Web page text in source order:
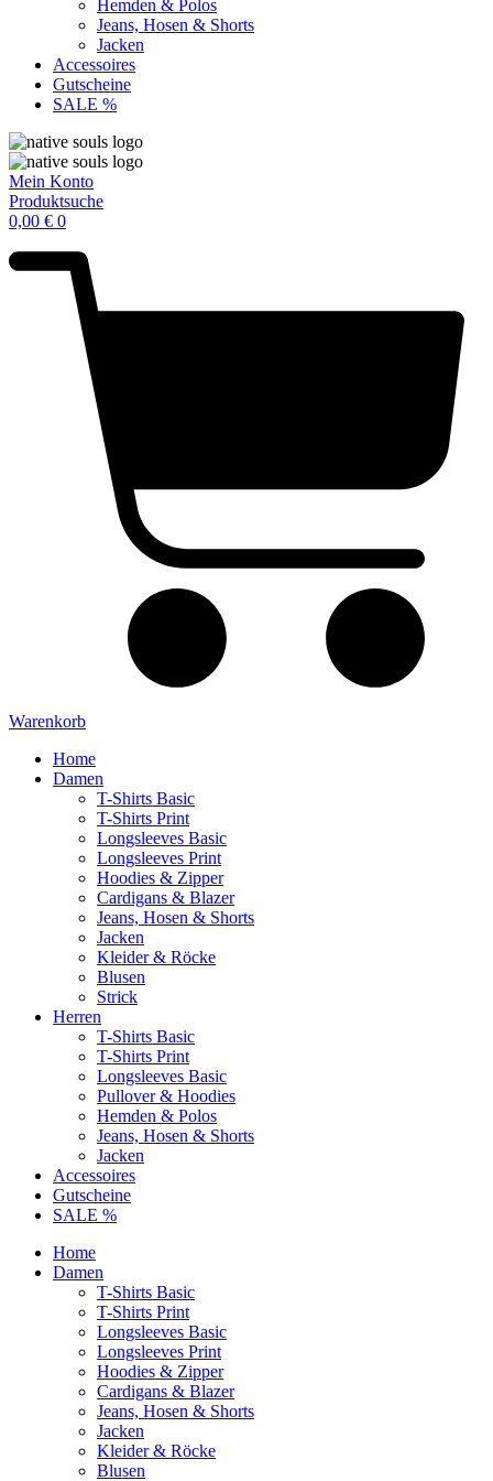
Hemden & Polos
Jeans, Hosen & Shorts
Jacken
Accessoires
Gutscheine
SALE %
Mein Konto
Produktsuche
0,00 € 0
Warenkorb
Home
Damen
T-Shirts Basic
T-Shirts Print
Longsleeves Basic
Longsleeves Print
Hoodies & Zipper
Cardigans & Blazer
Jeans, Hosen & Shorts
Jacken
Kleider & Röcke
Blusen
Strick
Herren
T-Shirts Basic
T-Shirts Print
Longsleeves Basic
Pullover & Hoodies
Hemden & Polos
Jeans, Hosen & Shorts
Jacken
Accessoires
Gutscheine
SALE %
Home
Damen
T-Shirts Basic
T-Shirts Print
Longsleeves Basic
Longsleeves Print
Hoodies & Zipper
Cardigans & Blazer
Jeans, Hosen & Shorts
Jacken
Kleider & Röcke
Blusen